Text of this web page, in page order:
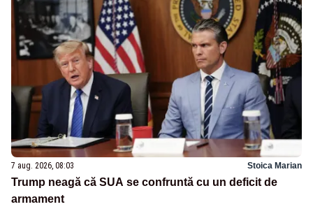
7 aug. 2026, 08:03 Stoica Marian
Trump neagă că SUA se confruntă cu un deficit de
armament